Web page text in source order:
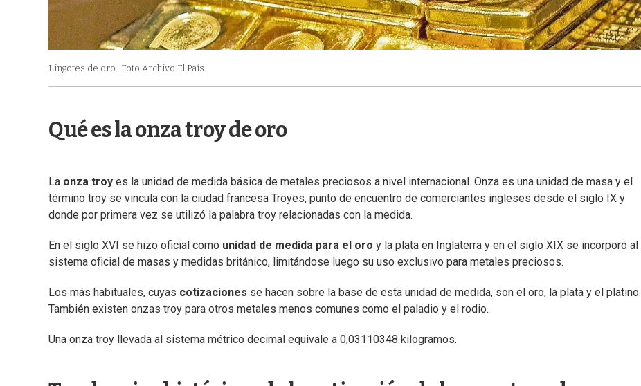
Lingotes de oro. Foto Archivo El País.
Qué es la onza troy de oro
La onza troy es la unidad de medida básica de metales preciosos a nivel internacional. Onza es una unidad de masa y el
término troy se vincula con la ciudad francesa Troyes, punto de encuentro de comerciantes ingleses desde el siglo IX y
donde por primera vez se utilizó la palabra troy relacionadas con la medida.
En el siglo XVI se hizo oficial como unidad de medida para el oro y la plata en Inglaterra y en el siglo XIX se incorporó al
sistema oficial de masas y medidas británico, limitándose luego su uso exclusivo para metales preciosos.
Los más habituales, cuyas cotizaciones se hacen sobre la base de esta unidad de medida, son el oro, la plata y el platino.
También existen onzas troy para otros metales menos comunes como el paladio y el rodio.
Una onza troy llevada al sistema métrico decimal equivale a 0,03110348 kilogramos.